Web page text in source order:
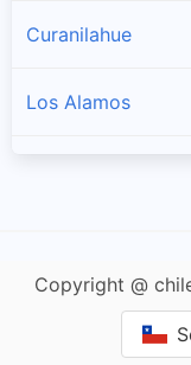
Curanilahue
Los Alamos
Copyright @